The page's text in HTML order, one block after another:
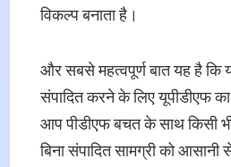
विकल्प बनाता है।
और सबसे महत्वपूर्ण बात यह है कि
संपादित करने के लिए यूपीडीएफ
आप पीडीएफ बचत के साथ किसी
बिना संपादित सामग्री को